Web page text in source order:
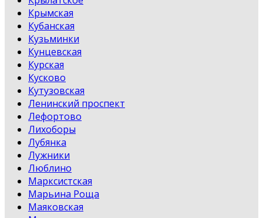
Крымская
Кубанская
Кузьминки
Кунцевская
Курская
Кусково
Кутузовская
Ленинский проспект
Лефортово
Лихоборы
Лубянка
Лужники
Люблино
Марксистская
Марьина Роща
Маяковская